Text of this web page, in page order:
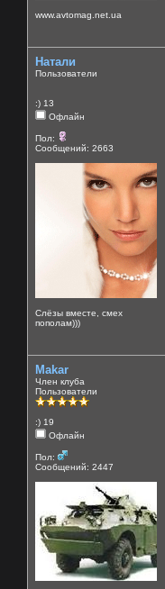
www.avtomag.net.ua
Натали
Пользователи
:) 13
Офлайн
Пол:
Сообщений: 2663
Слёзы вместе, смех
пополам)))
Makar
Член клуба
Пользователи
:) 19
Офлайн
Пол:
Сообщений: 2447